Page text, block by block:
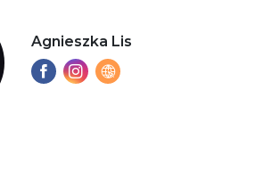
Agnieszka Lis